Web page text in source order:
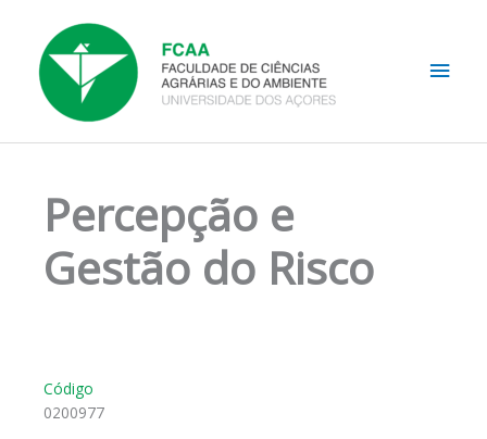
content
Percepção e
Gestão do Risco
Código
0200977